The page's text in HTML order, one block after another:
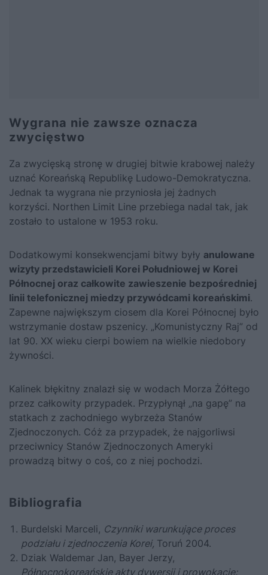
Wygrana nie zawsze oznacza
zwycięstwo
Za zwycięską stronę w drugiej bitwie krabowej należy
uznać Koreańską Republikę Ludowo-Demokratyczna.
Jednak ta wygrana nie przyniosła jej żadnych
korzyści. Northen Limit Line przebiega nadal tak, jak
zostało to ustalone w 1953 roku.
Dodatkowymi konsekwencjami bitwy były anulowane
wizyty przedstawicieli Korei Południowej w Korei
Północnej oraz całkowite zawieszenie bezpośredniej
linii telefonicznej miedzy przywódcami koreańskimi.
Zapewne największym ciosem dla Korei Północnej było
wstrzymanie dostaw pszenicy. „Komunistyczny Raj” od
lat 90. XX wieku cierpi bowiem na wielkie niedobory
żywności.
Kalinek błękitny znalazł się w wodach Morza Żółtego
przez całkowity przypadek. Przypłynął „na gapę” na
statkach z zachodniego wybrzeża Stanów
Zjednoczonych. Cóż za przypadek, że najgorliwsi
przeciwnicy Stanów Zjednoczonych Ameryki
prowadzą bitwy o coś, co z niej pochodzi.
Bibliografia
Burdelski Marceli, Czynniki warunkujące proces
podziału i zjednoczenia Korei, Toruń 2004.
Dziak Waldemar Jan, Bayer Jerzy,
Północnokoreańskie akty dywersji i prowokacje: